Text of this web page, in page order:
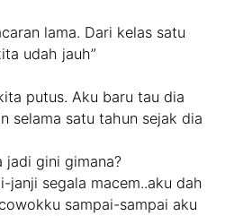
lama. Dari kelas satu
udah jauh”
putus. Aku baru tau dia
selama satu tahun sejak dia
jadi gini gimana?
janji segala macem..aku dah
sampai-sampai aku